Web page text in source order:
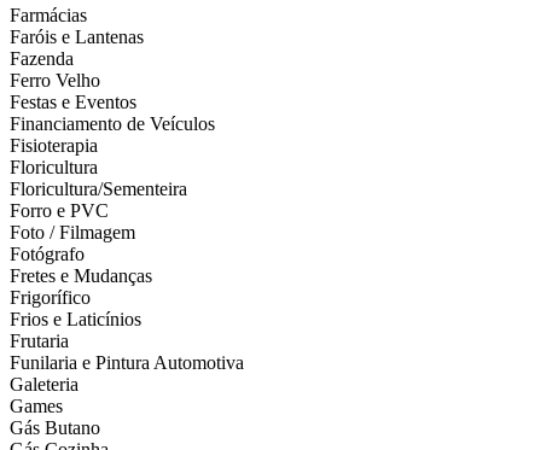
Farmácias
Faróis e Lantenas
Fazenda
Ferro Velho
Festas e Eventos
Financiamento de Veículos
Fisioterapia
Floricultura
Floricultura/Sementeira
Forro e PVC
Foto / Filmagem
Fotógrafo
Fretes e Mudanças
Frigorífico
Frios e Laticínios
Frutaria
Funilaria e Pintura Automotiva
Galeteria
Games
Gás Butano